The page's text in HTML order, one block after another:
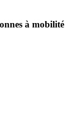
à mobilité